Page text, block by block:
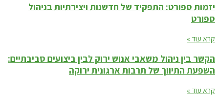
יזמות ספורט: התפקיד של חדשנות ויצירתיות בניהול
ספורט
קרא עוד »
הקשר בין ניהול משאבי אנוש ירוק לבין ביצועים סביבתיים:
השפעת התיווך של תרבות ארגונית ירוקה
קרא עוד »